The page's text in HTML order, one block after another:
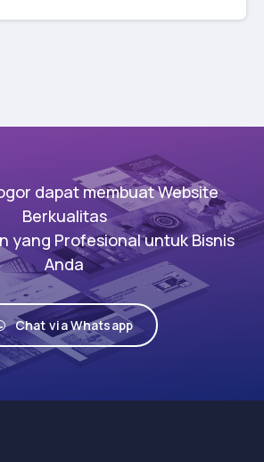
dapat membuat Website
Berkualitas
yang Profesional untuk Bisnis
Anda
Chat via Whatsapp